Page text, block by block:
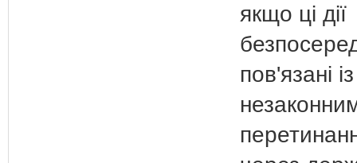
якщо ці дії
пов'язані із